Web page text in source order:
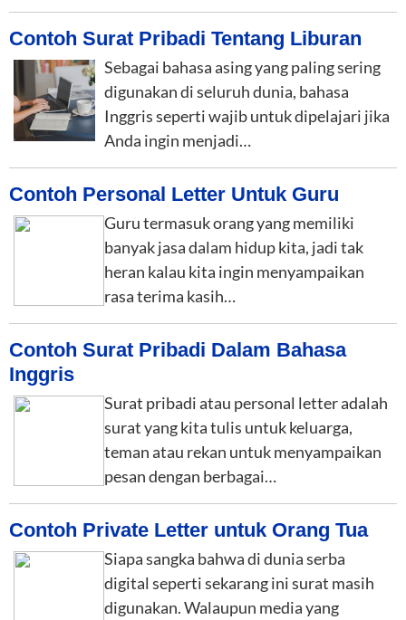
Contoh Surat Pribadi Tentang Liburan
Sebagai bahasa asing yang paling sering
digunakan di seluruh dunia, bahasa
Inggris seperti wajib untuk dipelajari jika
Anda ingin menjadi…
Contoh Personal Letter Untuk Guru
Guru termasuk orang yang memiliki
banyak jasa dalam hidup kita, jadi tak
heran kalau kita ingin menyampaikan
rasa terima kasih…
Contoh Surat Pribadi Dalam Bahasa
Inggris
Surat pribadi atau personal letter adalah
surat yang kita tulis untuk keluarga,
teman atau rekan untuk menyampaikan
pesan dengan berbagai…
Contoh Private Letter untuk Orang Tua
Siapa sangka bahwa di dunia serba
digital seperti sekarang ini surat masih
digunakan. Walaupun media yang